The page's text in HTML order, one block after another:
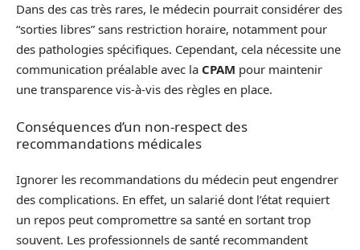
Dans des cas très rares, le médecin pourrait considérer des
“sorties libres” sans restriction horaire, notamment pour
des pathologies spécifiques. Cependant, cela nécessite une
communication préalable avec la CPAM pour maintenir
une transparence vis-à-vis des règles en place.
Conséquences d’un non-respect des
recommandations médicales
Ignorer les recommandations du médecin peut engendrer
des complications. En effet, un salarié dont l’état requiert
un repos peut compromettre sa santé en sortant trop
souvent. Les professionnels de santé recommandent